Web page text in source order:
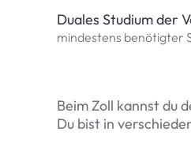
Duales Studium der
mindestens benötigter
Beim Zoll kannst du
Du bist in